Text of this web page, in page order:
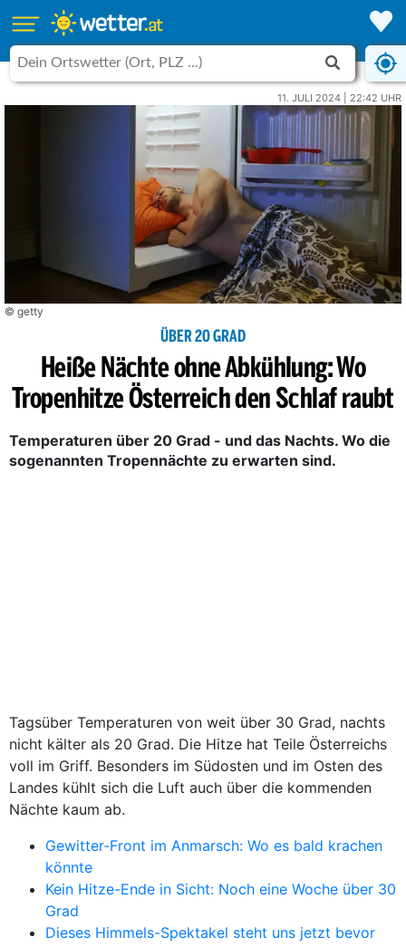
11. JULI 2024 | 22:42 UHR
© getty
ÜBER 20 GRAD
Heiße Nächte ohne Abkühlung: Wo
Tropenhitze Österreich den Schlaf raubt
Temperaturen über 20 Grad - und das Nachts. Wo die
sogenannten Tropennächte zu erwarten sind.
Tagsüber Temperaturen von weit über 30 Grad, nachts
nicht kälter als 20 Grad. Die Hitze hat Teile Österreichs
voll im Griff. Besonders im Südosten und im Osten des
Landes kühlt sich die Luft auch über die kommenden
Nächte kaum ab.
Gewitter-Front im Anmarsch: Wo es bald krachen
könnte
Kein Hitze-Ende in Sicht: Noch eine Woche über 30
Grad
Dieses Himmels-Spektakel steht uns jetzt bevor